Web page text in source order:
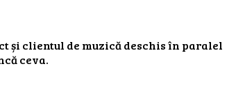
și clientul de muzică deschis în paralel
ceva.